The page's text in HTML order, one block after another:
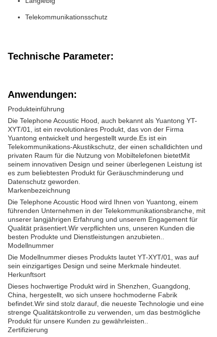
Telekommunikationsschutz
Technische Parameter:
Anwendungen:
Produkteinführung
Die Telephone Acoustic Hood, auch bekannt als Yuantong YT-
XYT/01, ist ein revolutionäres Produkt, das von der Firma
Yuantong entwickelt und hergestellt wurde.Es ist ein
Telekommunikations-Akustikschutz, der einen schalldichten und
privaten Raum für die Nutzung von Mobiltelefonen bietetMit
seinem innovativen Design und seiner überlegenen Leistung ist
es zum beliebtesten Produkt für Geräuschminderung und
Datenschutz geworden.
Markenbezeichnung
Die Telephone Acoustic Hood wird Ihnen von Yuantong, einem
führenden Unternehmen in der Telekommunikationsbranche, mit
unserer langjährigen Erfahrung und unserem Engagement für
Qualität präsentiert.Wir verpflichten uns, unseren Kunden die
besten Produkte und Dienstleistungen anzubieten..
Modellnummer
Die Modellnummer dieses Produkts lautet YT-XYT/01, was auf
sein einzigartiges Design und seine Merkmale hindeutet.
Herkunftsort
Dieses hochwertige Produkt wird in Shenzhen, Guangdong,
China, hergestellt, wo sich unsere hochmoderne Fabrik
befindet.Wir sind stolz darauf, die neueste Technologie und eine
strenge Qualitätskontrolle zu verwenden, um das bestmögliche
Produkt für unsere Kunden zu gewährleisten..
Zertifizierung